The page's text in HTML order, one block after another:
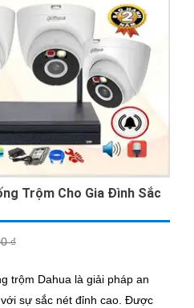
Trộm Cho Gia Đình Sắc
₫
trộm Dahua là giải pháp an
sắc nét đỉnh cao. Được